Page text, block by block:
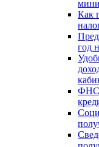
Как
год
ФНС